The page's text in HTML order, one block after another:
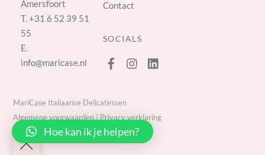
Amersfoort
T.+31 6 52 39 51
55
E.
info@maricase.nl
Contact
SOCIALS
Back
MariCase Italiaanse Delicatessen
Algemene voorwaarden
Privacy verklaring
Hoe kan ik je helpen?